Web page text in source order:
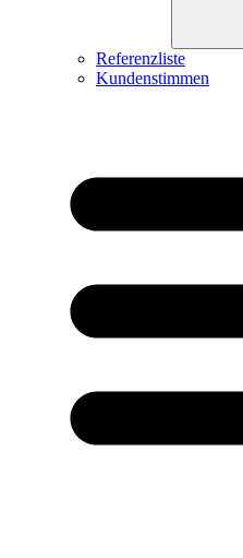
Referenzliste
Kundenstimmen